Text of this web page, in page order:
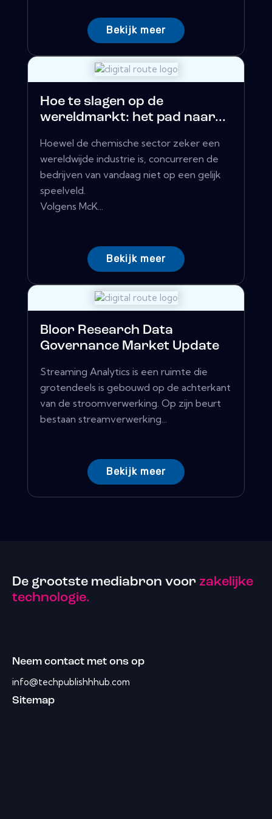
Bekijk meer
Hoe te slagen op de
wereldmarkt: het pad naar...
Hoewel de chemische sector zeker een
wereldwijde industrie is, concurreren de
bedrijven van vandaag niet op een gelijk
speelveld.
Volgens McK...
Bekijk meer
Bloor Research Data
Governance Market Update
Streaming Analytics is een ruimte die
grotendeels is gebouwd op de achterkant
van de stroomverwerking. Op zijn beurt
bestaan ​​streamverwerking...
Bekijk meer
De grootste mediabron voor zakelijke
technologie.
Neem contact met ons op
info@techpublishhhub.com
Sitemap